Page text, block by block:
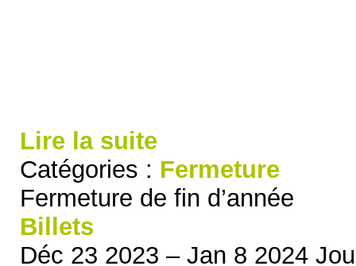
Lire la suite
Catégories : Fermeture
Fermeture de fin d’année
Billets
Déc 23 2023 – Jan 8 2024